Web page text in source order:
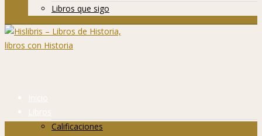
Libros que sigo
Inicio
Libros
Calificaciones